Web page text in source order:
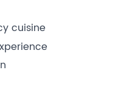
cuisine